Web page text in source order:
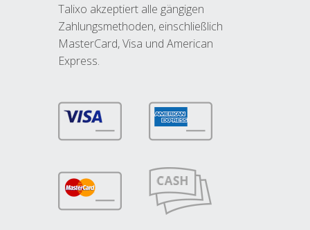
Talixo akzeptiert alle gängigen
Zahlungsmethoden, einschließlich
MasterCard, Visa und American
Express.